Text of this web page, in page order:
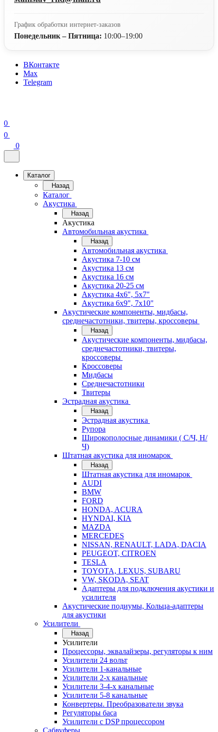
График обработки интернет-заказов
Понедельник – Пятница: 10:00–19:00
ВКонтакте
Max
Telegram
0
0
0
Каталог
Назад
Каталог
Акустика
Назад
Акустика
Автомобильная акустика
Назад
Автомобильная акустика
Акустика 7-10 см
Акустика 13 см
Акустика 16 см
Акустика 20-25 см
Акустика 4х6", 5х7"
Акустика 6х9", 7х10"
Акустические компоненты, мидбасы,
среднечастотники, твитеры, кроссоверы
Назад
Акустические компоненты, мидбасы,
среднечастотники, твитеры,
кроссоверы
Кроссоверы
Мидбасы
Среднечастотники
Твитеры
Эстрадная акустика
Назад
Эстрадная акустика
Рупора
Широкополосные динамики ( С/Ч, Н/
Ч)
Штатная акустика для иномарок
Назад
Штатная акустика для иномарок
AUDI
BMW
FORD
HONDA, ACURA
HYNDAI, KIA
MAZDA
MERCEDES
NISSAN, RENAULT, LADA, DACIA
PEUGEOT, CITROEN
TESLA
TOYOTA, LEXUS, SUBARU
VW, SKODA, SEAT
Адаптеры для подключения акустики и
усилителя
Акустические подиумы, Кольца-адаптеры
для акустики
Усилители
Назад
Усилители
Процессоры, эквалайзеры, регуляторы к ним
Усилители 24 вольт
Усилители 1-канальные
Усилители 2-х канальные
Усилители 3-4-х канальные
Усилители 5-8 канальные
Конвертеры. Преобразователи звука
Регуляторы баса
Усилители с DSP процессором
Сабвуферы